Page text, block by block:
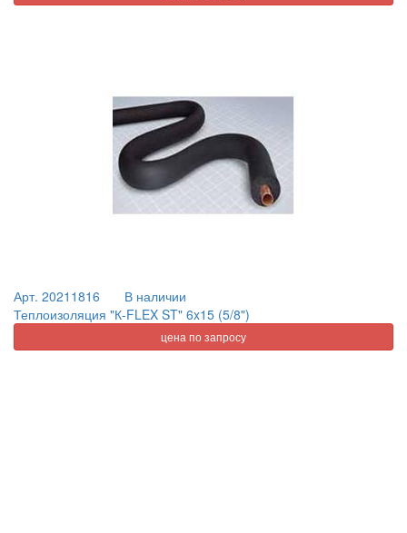
Арт. 20211816
В наличии
Теплоизоляция "К-FLEX ST" 6x15 (5/8")
цена по запросу